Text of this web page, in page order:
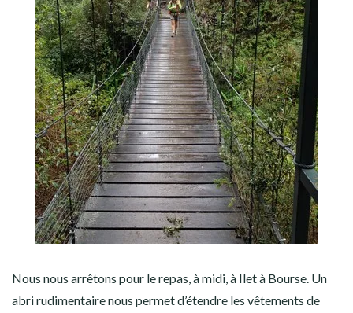
Nous nous arrêtons pour le repas, à midi, à Ilet à Bourse. Un
abri rudimentaire nous permet d’étendre les vêtements de